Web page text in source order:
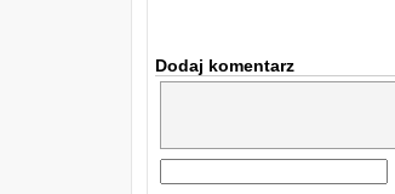
Dodaj komentarz